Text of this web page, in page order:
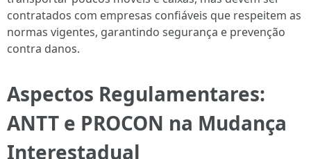
contratados com empresas confiáveis que respeitem as
normas vigentes, garantindo segurança e prevenção
contra danos.
Aspectos Regulamentares:
ANTT e PROCON na Mudança
Interestadual